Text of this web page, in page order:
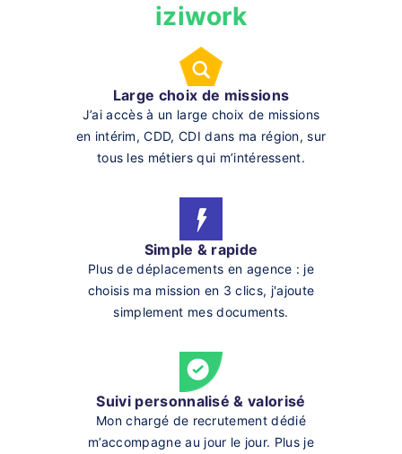
iziwork
Large choix de missions
J’ai accès à un large choix de missions
en intérim, CDD, CDI dans ma région, sur
tous les métiers qui m’intéressent.
Simple & rapide
Plus de déplacements en agence : je
choisis ma mission en 3 clics, j'ajoute
simplement mes documents.
Suivi personnalisé & valorisé
Mon chargé de recrutement dédié
m’accompagne au jour le jour. Plus je